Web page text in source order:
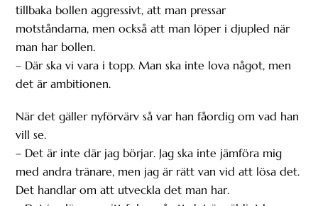
tillbaka bollen aggressivt, att man pressar
motståndarna, men också att man löper i djupled när
man har bollen.
– Där ska vi vara i topp. Man ska inte lova något, men
det är ambitionen.
När det gäller nyförvärv så var han fåordig om vad han
vill se.
– Det är inte där jag börjar. Jag ska inte jämföra mig
med andra tränare, men jag är rätt van vid att lösa det.
Det handlar om att utveckla det man har.